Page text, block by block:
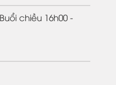
chiều 16h00 -